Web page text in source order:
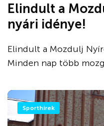
Elindult a
nyári idénye!
Elindult a Mozdulj
Minden nap több
Sporthírek